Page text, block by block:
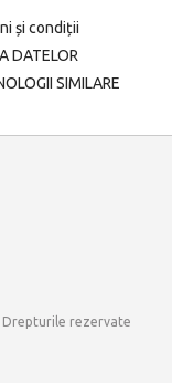
și condiții
DATELOR
SIMILARE
Drepturile rezervate